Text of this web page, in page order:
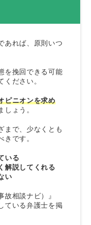
あれば、原則いつ
を挽回できる可能
ださい。
ピニオンを求め
しょう。
まで、少なくとも
きです。
いる
解説してくれる
い
故相談ナビ）』
ている弁護士を掲